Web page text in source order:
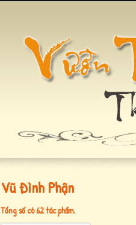
Vũ Đình Phận
Tổng số có 62 tác phẩm.